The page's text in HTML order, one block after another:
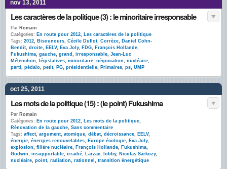
nov 13, 2011
Les caractères de la politique (3) : le minoritaire irresponsable
Par Romain
Catégories: En route pour 2012, Les caractères de la politique
Tags: 2012, Bisounours, Cécile Duflot, Corrèze, Daniel Cohn-
Bendit, droite, EELV, Eva Joly, FDG, François Hollande,
Fukushima, gauche, grand , irresponsable, Jean-Luc
Mélenchon, législatives, minoritaire, négociation, nucléaire,
parti, pédalo, petit, PG, présidentielle, Primaires, ps, UMP
oct 25, 2011
Les mots de la politique (15) : (le point) Fukushima
Par Romain
Catégories: En route pour 2012, Les mots de la politique,
Rénovation de la gauche, Sans commentaire
Tags: affect, argument, atomique, débat, décroissance, EELV,
énergie, énergies renouvelables, Europe écologie, Eva Joly,
explosion, filière nucléaire, François Hollande, Fukushima,
Godwin, insupportable, irradié, Larzac, lobby, Nicolas Sarkozy,
nucléaire, point, radiation, rationnel , transition énergétique